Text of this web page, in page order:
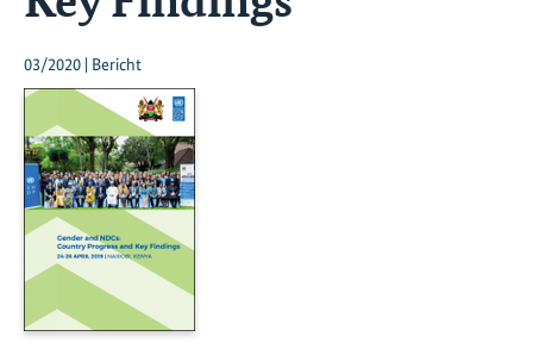
03/2020 | Bericht